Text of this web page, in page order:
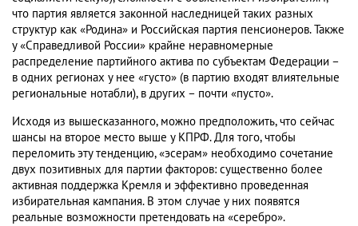
что партия является законной наследницей таких разных
структур как «Родина» и Российская партия пенсионеров. Также
у «Справедливой России» крайне неравномерные
распределение партийного актива по субъектам Федерации –
в одних регионах у нее «густо» (в партию входят влиятельные
региональные нотабли), в других – почти «пусто».
Исходя из вышесказанного, можно предположить, что сейчас
шансы на второе место выше у КПРФ. Для того, чтобы
переломить эту тенденцию, «эсерам» необходимо сочетание
двух позитивных для партии факторов: существенно более
активная поддержка Кремля и эффективно проведенная
избирательная кампания. В этом случае у них появятся
реальные возможности претендовать на «серебро».